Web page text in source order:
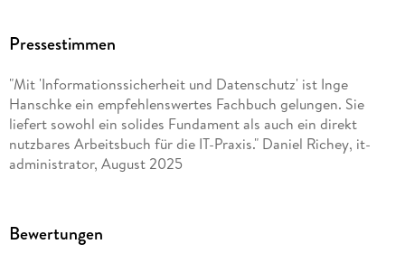
Geschäftsanforderungen ausgerichtet, das IT-Management
digitalen Wandel vorbereitet.
Pressestimmen
"Mit 'Informationssicherheit und Datenschutz' ist Inge
Hanschke ein empfehlenswertes Fachbuch gelungen. Sie
liefert sowohl ein solides Fundament als auch ein direkt
nutzbares Arbeitsbuch für die IT-Praxis." Daniel Richey, it-
administrator, August 2025
Bewertungen